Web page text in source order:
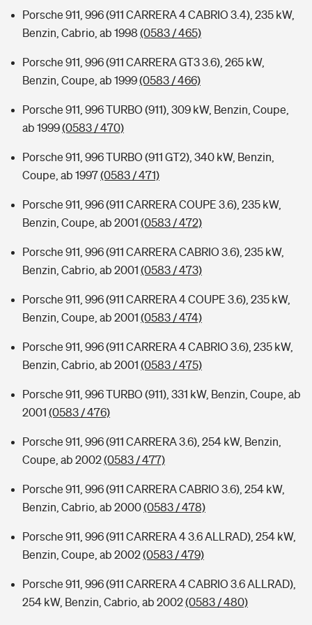
Porsche 911, 996 (911 CARRERA 4 CABRIO 3.4), 235 kW,
Benzin, Cabrio, ab 1998 (0583 / 465)
Porsche 911, 996 (911 CARRERA GT3 3.6), 265 kW,
Benzin, Coupe, ab 1999(0583 / 466)
Porsche 911, 996 TURBO (911), 309 kW, Benzin, Coupe,
ab 1999(0583 / 470)
Porsche 911, 996 TURBO (911 GT2), 340 kW, Benzin,
Coupe, ab 1997(0583 / 471)
Porsche 911, 996 (911 CARRERA COUPE 3.6), 235 kW,
Benzin, Coupe, ab 2001 (0583 / 472)
Porsche 911, 996 (911 CARRERA CABRIO 3.6), 235 kW,
Benzin, Cabrio, ab 2001 (0583 / 473)
Porsche 911, 996 (911 CARRERA 4 COUPE 3.6), 235 kW,
Benzin, Coupe, ab 2001 (0583 / 474)
Porsche 911, 996 (911 CARRERA 4 CABRIO 3.6), 235 kW,
Benzin, Cabrio, ab 2001 (0583 / 475)
Porsche 911, 996 TURBO (911), 331 kW, Benzin, Coupe, ab
2001 (0583 / 476)
Porsche 911, 996 (911 CARRERA 3.6), 254 kW, Benzin,
Coupe, ab 2002(0583 / 477)
Porsche 911, 996 (911 CARRERA CABRIO 3.6), 254 kW,
Benzin, Cabrio, ab 2000(0583 / 478)
Porsche 911, 996 (911 CARRERA 4 3.6 ALLRAD), 254 kW,
Benzin, Coupe, ab 2002(0583 / 479)
Porsche 911, 996 (911 CARRERA 4 CABRIO 3.6 ALLRAD),
254 kW, Benzin, Cabrio, ab 2002(0583 / 480)